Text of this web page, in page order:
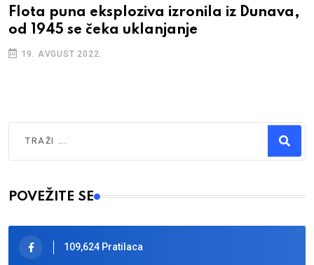
Flota puna eksploziva izronila iz Dunava,
od 1945 se čeka uklanjanje
19. AVGUST 2022.
Type 2 or more characters for results.
POVEŽITE SE
109,624 Pratilaca